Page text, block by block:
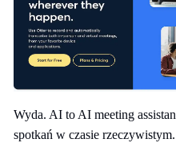
Wyda. AI to AI meeting
spotkań w czasie